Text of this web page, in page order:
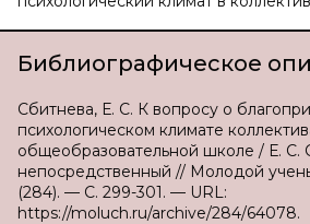
Библиографическое
Сбитнева, Е. С. К вопросу о
психологическом климате
общеобразовательной школе / Е. С.
непосредственный // Молодой
(284). — С. 299-301. — URL:
https://moluch.ru/archive/284/64078.